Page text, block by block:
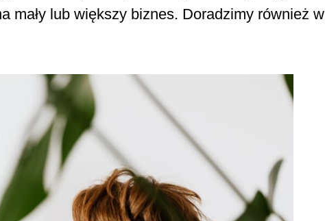
mały lub większy biznes. Doradzimy również w